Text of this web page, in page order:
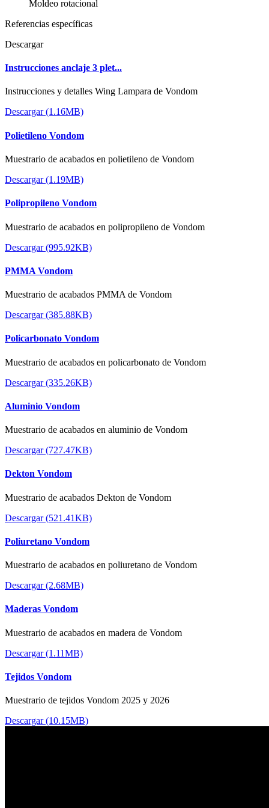
Moldeo rotacional
Referencias específicas
Descargar
Instrucciones anclaje 3 plet...
Instrucciones y detalles Wing Lampara de Vondom
Descargar (1.16MB)
Polietileno Vondom
Muestrario de acabados en polietileno de Vondom
Descargar (1.19MB)
Polipropileno Vondom
Muestrario de acabados en polipropileno de Vondom
Descargar (995.92KB)
PMMA Vondom
Muestrario de acabados PMMA de Vondom
Descargar (385.88KB)
Policarbonato Vondom
Muestrario de acabados en policarbonato de Vondom
Descargar (335.26KB)
Aluminio Vondom
Muestrario de acabados en aluminio de Vondom
Descargar (727.47KB)
Dekton Vondom
Muestrario de acabados Dekton de Vondom
Descargar (521.41KB)
Poliuretano Vondom
Muestrario de acabados en poliuretano de Vondom
Descargar (2.68MB)
Maderas Vondom
Muestrario de acabados en madera de Vondom
Descargar (1.11MB)
Tejidos Vondom
Muestrario de tejidos Vondom 2025 y 2026
Descargar (10.15MB)